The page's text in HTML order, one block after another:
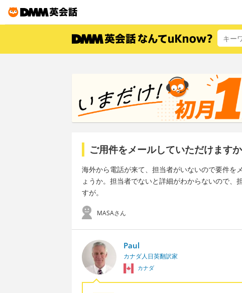
ご用件をメールしていただけます
海外から電話が来て、担当者がいないので要件を
ょうか。担当者でないと詳細がわからないので
すが。
MASAさん
Paul
カナダ人日英翻訳家
カナダ